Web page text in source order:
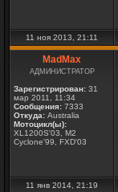
11 ноя 2013, 21:11
MadMax
АДМИНИСТРАТОР
Зарегистрирован: 31
мар 2011, 11:34
Сообщения: 7333
Откуда: Australia
Мотоцикл(ы):
XL1200S'03, M2
Cyclone'99, FXD'03
11 янв 2014, 21:19